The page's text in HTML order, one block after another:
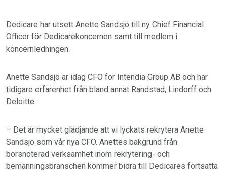
Dedicare har utsett Anette Sandsjö till ny Chief Financial
Officer för Dedicarekoncernen samt till medlem i
koncernledningen.
Anette Sandsjö är idag CFO för Intendia Group AB och har
tidigare erfarenhet från bland annat Randstad, Lindorff och
Deloitte.
– Det är mycket glädjande att vi lyckats rekrytera Anette
Sandsjö som vår nya CFO. Anettes bakgrund från
börsnoterad verksamhet inom rekrytering- och
bemanningsbranschen kommer bidra till Dedicares fortsatta